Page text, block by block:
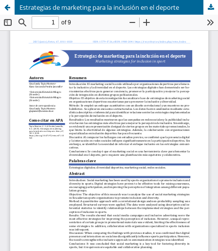
Estrategias de marketing para la inclusión en el deporte